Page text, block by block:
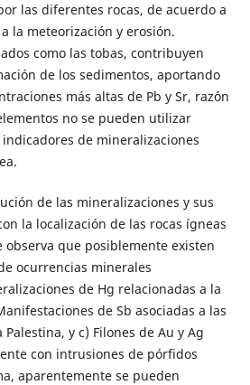
las diferentes rocas, de acuerdo a
la meteorización y erosión.
como las tobas, contribuyen
de los sedimentos, aportando
más altas de Pb y Sr, razón
no se pueden utilizar
de mineralizaciones
de las mineralizaciones y sus
la localización de las rocas ígneas
observa que posiblemente existen
ocurrencias minerales
de Hg relacionadas a la
de Sb asociadas a las
y c) Filones de Au y Ag
con intrusiones de pórfidos
aparentemente se pueden